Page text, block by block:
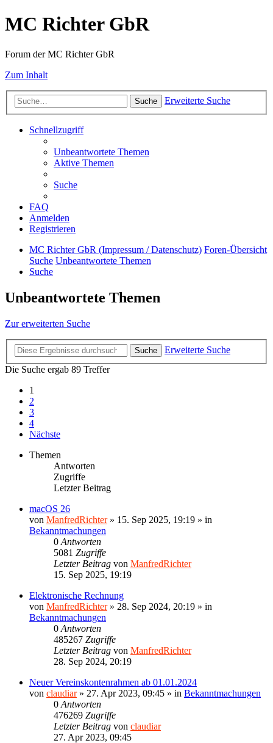
MC Richter GbR
Forum der MC Richter GbR
Zum Inhalt
Suche Erweiterte Suche
Schnellzugriff
Unbeantwortete Themen
Aktive Themen
Suche
FAQ
Anmelden
Registrieren
MC Richter GbR (Impressum / Datenschutz) Foren-Übersicht
Suche Unbeantwortete Themen
Suche
Unbeantwortete Themen
Zur erweiterten Suche
Suche
Erweiterte Suche
Die Suche ergab 89 Treffer
1
2
3
4
Nächste
Themen
Antworten
Zugriffe
Letzter Beitrag
macOS 26
von ManfredRichter» 15. Sep 2025, 19:19 » in
Bekanntmachungen
0 Antworten
5081 Zugriffe
Letzter Beitrag von ManfredRichter
15. Sep 2025, 19:19
Elektronische Rechnung
von ManfredRichter» 28. Sep 2024, 20:19 » in
Bekanntmachungen
0 Antworten
485267 Zugriffe
Letzter Beitrag von ManfredRichter
28. Sep 2024, 20:19
Neuer Vereinskontenrahmen ab 01.01.2024
von claudiar» 27. Apr 2023, 09:45 » in Bekanntmachungen
0 Antworten
476269 Zugriffe
Letzter Beitrag von claudiar
27. Apr 2023, 09:45